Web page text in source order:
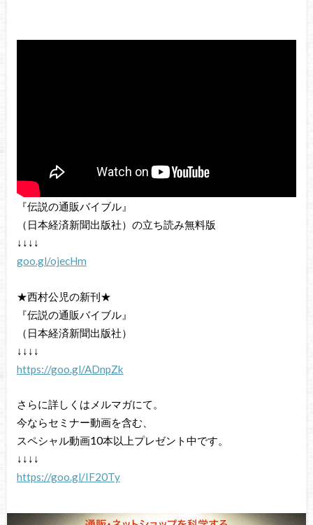
『伝説の通販バイブル』
（日本経済新聞出版社）の立ち読み無料版
↓↓↓↓
goo.gl/ojecHm
★西村公児の新刊★
『伝説の通販バイブル』
（日本経済新聞出版社）
↓↓↓↓
https://goo.gl/ADnpZk
さらに詳しくはメルマガにて。
今ならセミナー動画を含む、
スペシャル動画10本以上プレゼント中です。
↓↓↓↓
https://goo.gl/IF20Ty